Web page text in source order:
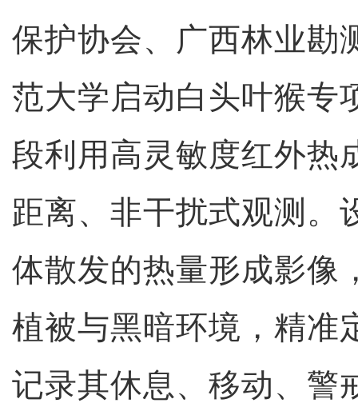
保护协会、广西林业勘
范大学启动白头叶猴专
段利用高灵敏度红外热
距离、非干扰式观测。
体散发的热量形成影像
植被与黑暗环境，精准
记录其休息、移动、警